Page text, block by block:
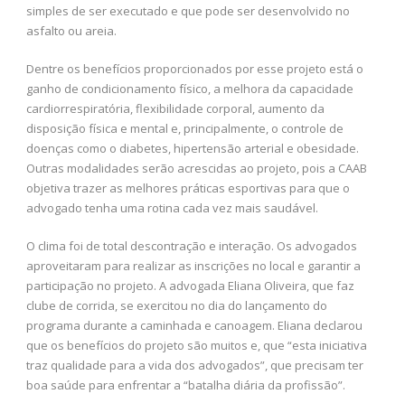
simples de ser executado e que pode ser desenvolvido no
asfalto ou areia.
Dentre os benefícios proporcionados por esse projeto está o
ganho de condicionamento físico, a melhora da capacidade
cardiorrespiratória, flexibilidade corporal, aumento da
disposição física e mental e, principalmente, o controle de
doenças como o diabetes, hipertensão arterial e obesidade.
Outras modalidades serão acrescidas ao projeto, pois a CAAB
objetiva trazer as melhores práticas esportivas para que o
advogado tenha uma rotina cada vez mais saudável.
O clima foi de total descontração e interação. Os advogados
aproveitaram para realizar as inscrições no local e garantir a
participação no projeto. A advogada Eliana Oliveira, que faz
clube de corrida, se exercitou no dia do lançamento do
programa durante a caminhada e canoagem. Eliana declarou
que os benefícios do projeto são muitos e, que “esta iniciativa
traz qualidade para a vida dos advogados”, que precisam ter
boa saúde para enfrentar a “batalha diária da profissão”.